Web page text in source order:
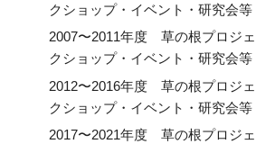
クショップ・イベント・研究会等
2007〜2011年度 草の根プロジ
クショップ・イベント・研究会等
2012〜2016年度 草の根プロジ
クショップ・イベント・研究会等
2017〜2021年度 草の根プロジ